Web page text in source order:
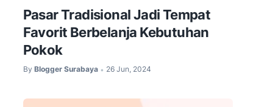
Pasar Tradisional Jadi Tempat
Favorit Berbelanja Kebutuhan
Pokok
By Blogger Surabaya • 26 Jun, 2024